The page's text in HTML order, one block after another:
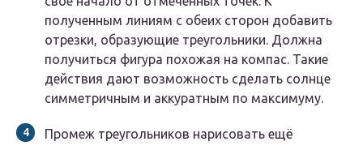
полученным линиям с обеих сторон добавить
отрезки, образующие треугольники. Должна
получиться фигура похожая на компас. Такие
действия дают возможность сделать солнце
симметричным и аккуратным по максимуму.
Промеж треугольников нарисовать ещё